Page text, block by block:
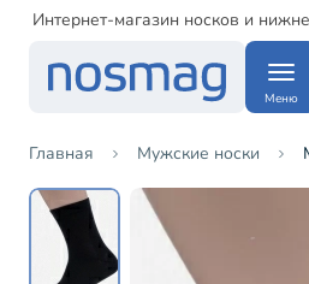
Интернет-магазин носков и
Меню
Главная Мужские носки